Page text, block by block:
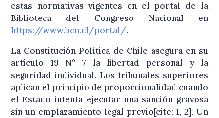
estas normativas vigentes en el portal de la
Biblioteca del Congreso Nacional en
https://www.bcn.cl/portal/.
La Constitución Política de Chile asegura en su
artículo 19 N° 7 la libertad personal y la
seguridad individual. Los tribunales superiores
aplican el principio de proporcionalidad cuando
el Estado intenta ejecutar una sanción gravosa
sin un emplazamiento legal previo[cite: 1, 2]. Un